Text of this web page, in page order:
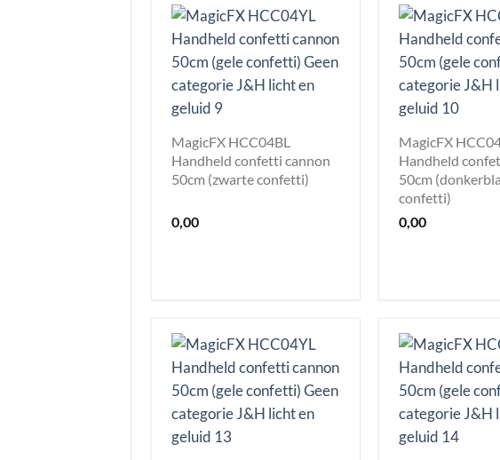
MagicFX HCC04BL
Handheld confetti cannon
50cm (zwarte confetti)
0,00
MagicFX
Handheld
50cm
confetti)
0,00